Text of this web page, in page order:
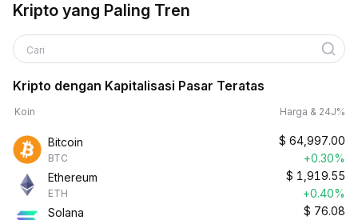
Kripto yang Paling Tren
Cari
Kripto dengan Kapitalisasi Pasar Teratas
Koin Harga & 24J%
Bitcoin
BTC
$ 64,997.00
+0.30%
Ethereum
ETH
$ 1,919.55
+0.40%
Solana
$ 76.08